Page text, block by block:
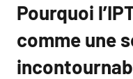
Pourquoi
comme une